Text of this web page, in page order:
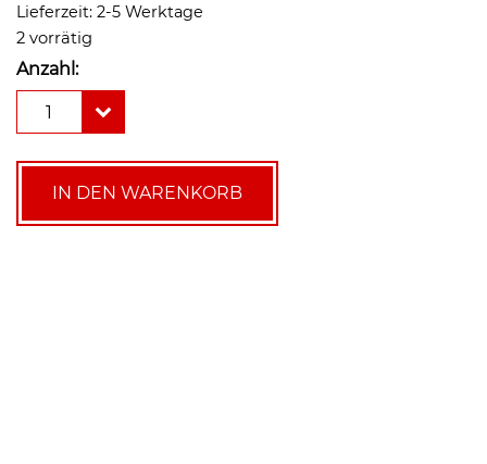
Lieferzeit: 2-5 Werktage
2 vorrätig
Anzahl:
Luft-
DL
3KG-
Menge
1
IN DEN WARENKORB